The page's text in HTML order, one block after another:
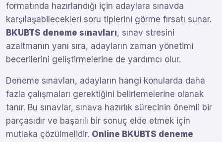
formatında hazırlandığı için adaylara sınavda
karşılaşabilecekleri soru tiplerini görme fırsatı sunar.
BKUBTS deneme sınavları, sınav stresini
azaltmanın yanı sıra, adayların zaman yönetimi
becerilerini geliştirmelerine de yardımcı olur.
Deneme sınavları, adayların hangi konularda daha
fazla çalışmaları gerektiğini belirlemelerine olanak
tanır. Bu sınavlar, sınava hazırlık sürecinin önemli bir
parçasıdır ve başarılı bir sonuç elde etmek için
mutlaka çözülmelidir. Online BKUBTS deneme